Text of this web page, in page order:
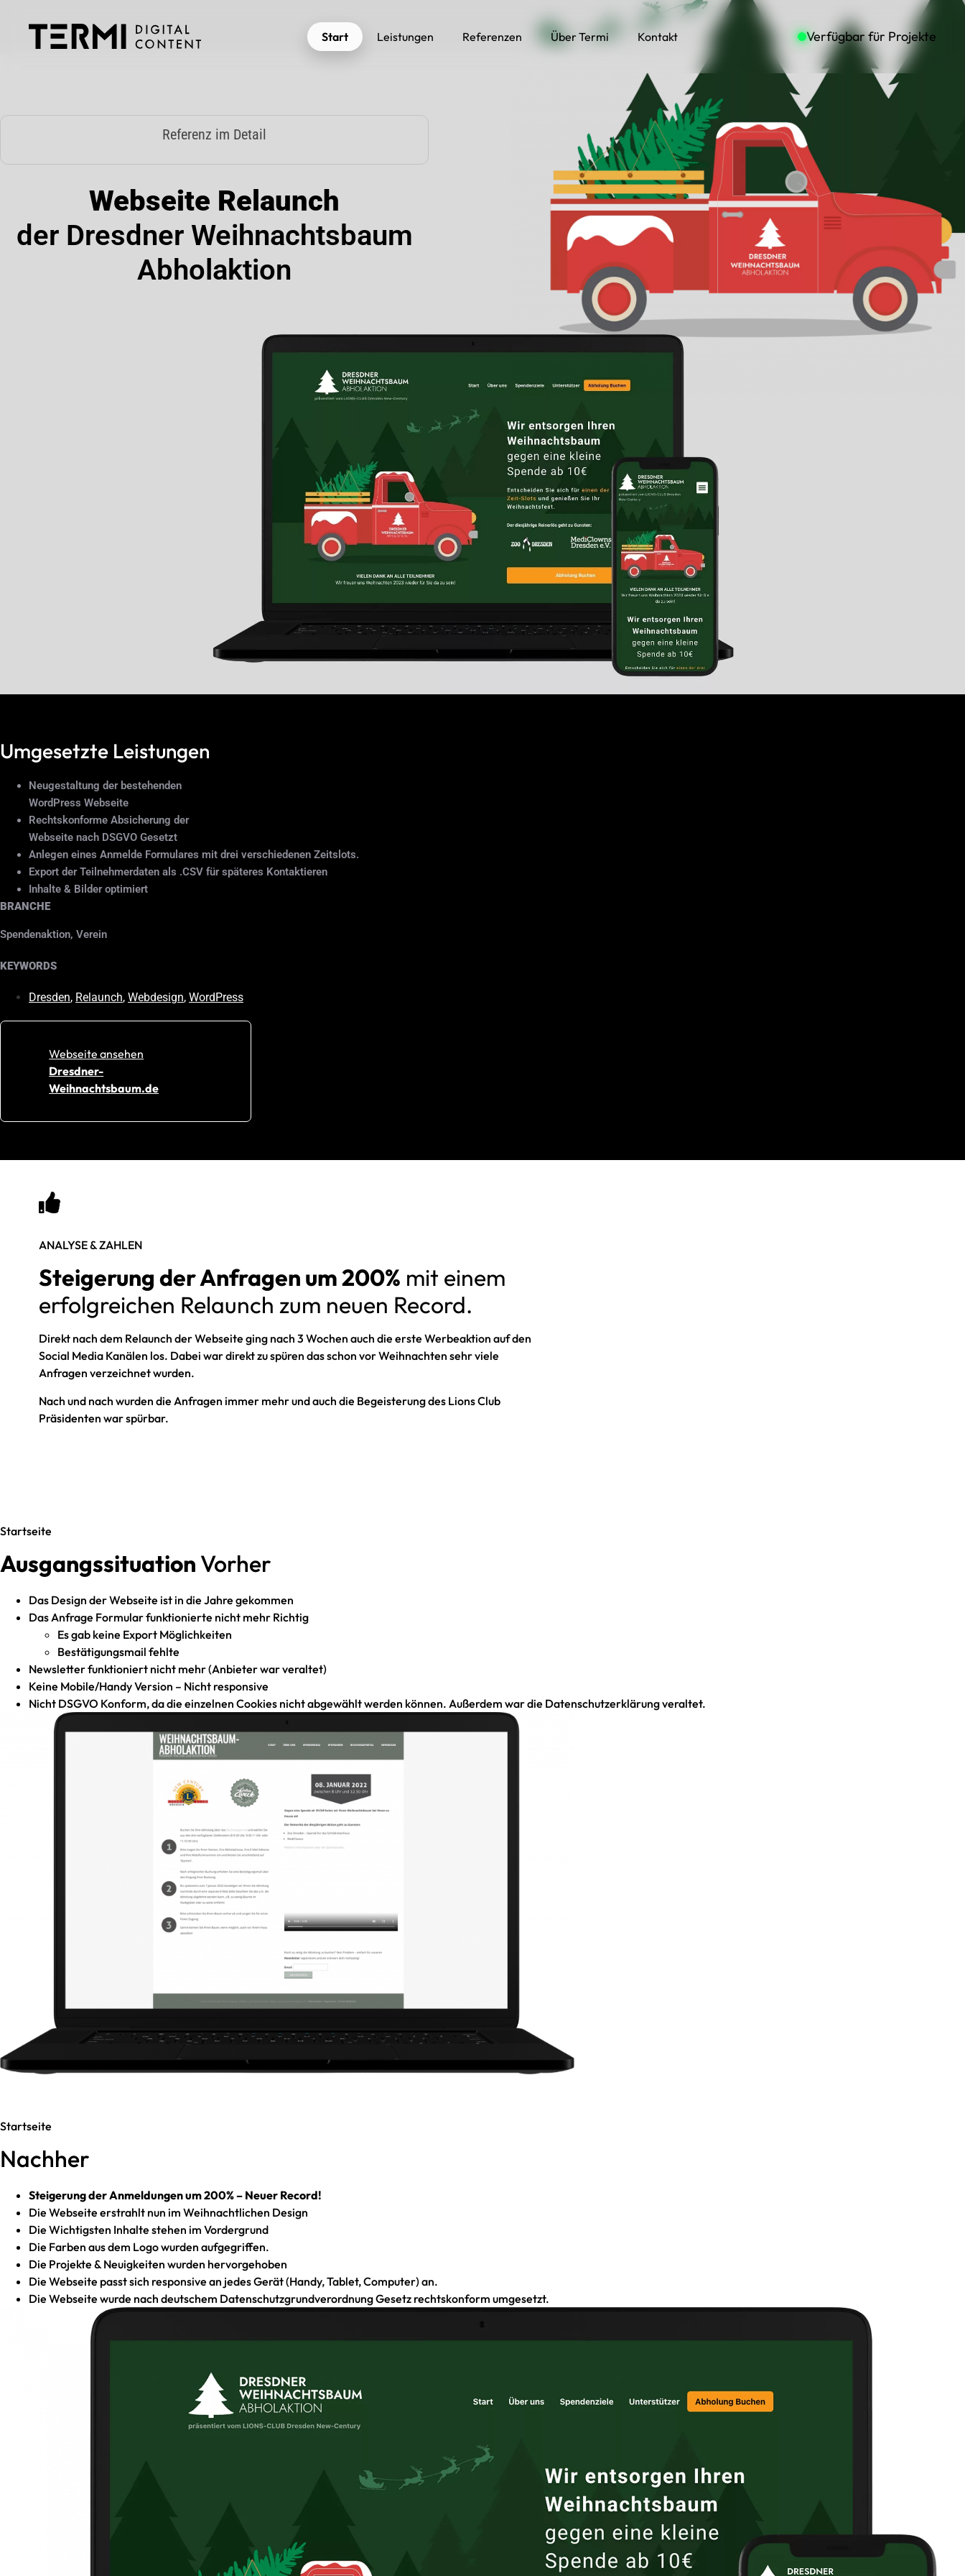
Inhalt
Start Leistungen Referenzen Über Termi Kontakt Verfügbar für Projekte
Referenz im Detail
Webseite Relaunch
der Dresdner Weihnachtsbaum
Abholaktion
Umgesetzte Leistungen
Neugestaltung der bestehenden
WordPress Webseite
Rechtskonforme Absicherung der
Webseite nach DSGVO Gesetzt
Anlegen eines Anmelde Formulares mit drei verschiedenen Zeitslots.
Export der Teilnehmerdaten als .CSV für späteres Kontaktieren
Inhalte & Bilder optimiert
BRANCHE
Spendenaktion, Verein
KEYWORDS
Dresden, Relaunch, Webdesign, WordPress
Webseite ansehen
Dresdner-
Weihnachtsbaum.de
ANALYSE & ZAHLEN
Steigerung der Anfragen um 200% mit einem
erfolgreichen Relaunch zum neuen Record.
Direkt nach dem Relaunch der Webseite ging nach 3 Wochen auch die erste Werbeaktion auf den
Social Media Kanälen los. Dabei war direkt zu spüren das schon vor Weihnachten sehr viele
Anfragen verzeichnet wurden.
Nach und nach wurden die Anfragen immer mehr und auch die Begeisterung des Lions Club
Präsidenten war spürbar.
Startseite
Ausgangssituation Vorher
Das Design der Webseite ist in die Jahre gekommen
Das Anfrage Formular funktionierte nicht mehr Richtig
Es gab keine Export Möglichkeiten
Bestätigungsmail fehlte
Newsletter funktioniert nicht mehr (Anbieter war veraltet)
Keine Mobile/Handy Version – Nicht responsive
Nicht DSGVO Konform, da die einzelnen Cookies nicht abgewählt werden können. Außerdem war die Datenschutzerklärung veraltet.
Startseite
Nachher
Steigerung der Anmeldungen um 200% – Neuer Record!
Die Webseite erstrahlt nun im Weihnachtlichen Design
Die Wichtigsten Inhalte stehen im Vordergrund
Die Farben aus dem Logo wurden aufgegriffen.
Die Projekte & Neuigkeiten wurden hervorgehoben
Die Webseite passt sich responsive an jedes Gerät (Handy, Tablet, Computer) an.
Die Webseite wurde nach deutschem Datenschutzgrundverordnung Gesetz rechtskonform umgesetzt.